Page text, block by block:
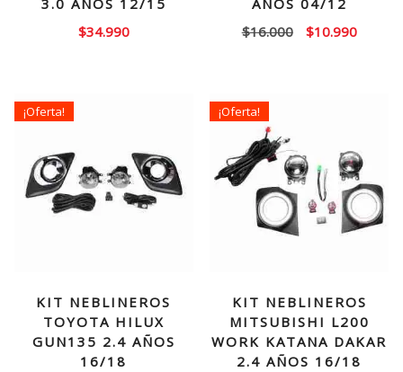
3.0 AÑOS 12/15
$34.990
AÑOS 04/12
$16.000
El
$10.990El
¡Oferta!
KIT NEBLINEROS
TOYOTA HILUX
GUN135 2.4 AÑOS
16/18
¡Oferta!
KIT NEBLINEROS
MITSUBISHI L200
WORK KATANA DAKAR
2.4 AÑOS 16/18